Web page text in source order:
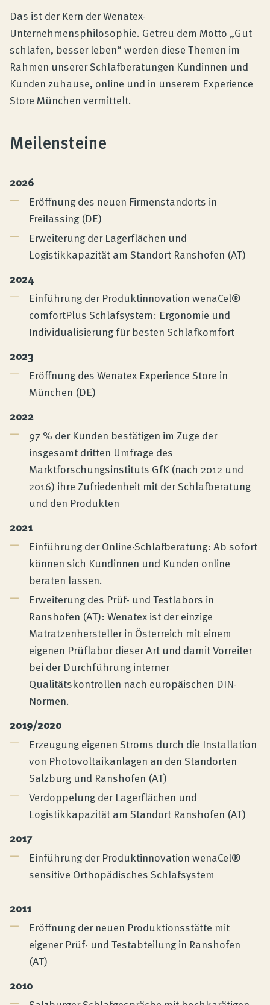
Das ist der Kern der Wenatex-
Unternehmensphilosophie. Getreu dem Motto „Gut
schlafen, besser leben“ werden diese Themen im
Rahmen unserer Schlafberatungen Kundinnen und
Kunden zuhause, online und in unserem Experience
Store München vermittelt.
Meilensteine
2026
Eröffnung des neuen Firmenstandorts in
Freilassing (DE)
Erweiterung der Lagerflächen und
Logistikkapazität am Standort Ranshofen (AT)
2024
Einführung der Produktinnovation wenaCel®
comfortPlus Schlafsystem: Ergonomie und
Individualisierung für besten Schlafkomfort
2023
Eröffnung des Wenatex Experience Store in
München (DE)
2022
97 % der Kunden bestätigen im Zuge der
insgesamt dritten Umfrage des
Marktforschungsinstituts GfK (nach 2012 und
2016) ihre Zufriedenheit mit der Schlafberatung
und den Produkten
2021
Einführung der Online-Schlafberatung: Ab sofort
können sich Kundinnen und Kunden online
beraten lassen.
Erweiterung des Prüf- und Testlabors in
Ranshofen (AT): Wenatex ist der einzige
Matratzenhersteller in Österreich mit einem
eigenen Prüflabor dieser Art und damit Vorreiter
bei der Durchführung interner
Qualitätskontrollen nach europäischen DIN-
Normen.
2019/2020
Erzeugung eigenen Stroms durch die Installation
von Photovoltaikanlagen an den Standorten
Salzburg und Ranshofen (AT)
Verdoppelung der Lagerflächen und
Logistikkapazität am Standort Ranshofen (AT)
2017
Einführung der Produktinnovation wenaCel®
sensitive Orthopädisches Schlafsystem
2011
Eröffnung der neuen Produktionsstätte mit
eigener Prüf- und Testabteilung in Ranshofen
(AT)
2010